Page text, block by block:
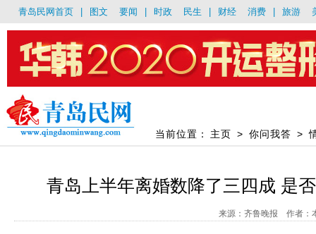
青岛民网首页 图文 要闻 时政 民生 财经 消费 旅游
当前位置： 主页 > 你问我答 >
青岛上半年离婚数降了三四成 是
来源：齐鲁晚报 作者：